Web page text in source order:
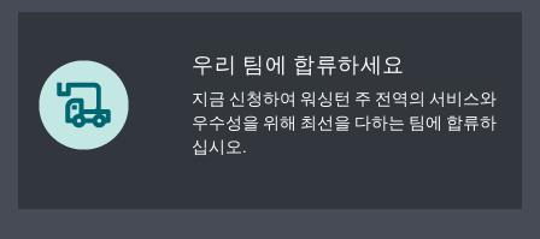
우리 팀에 합류하세요
지금 신청하여 워싱턴 주 전역의 서비스와
우수성을 위해 최선을 다하는 팀에 합류하
십시오.